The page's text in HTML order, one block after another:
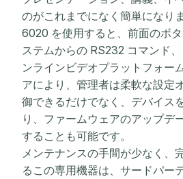
のがこれまでになく簡単になり
6020 を使用すると、前面のボ
ステムからの RS232 コマンド
ンラインビデオプラットフォー
アにより、管理者は柔軟な設定
御できるだけでなく、デバイス
り、ファームウェアのアップデ
することも可能です。
メンテナンスの手間が少なく、
るこの専用機器は、サードパー